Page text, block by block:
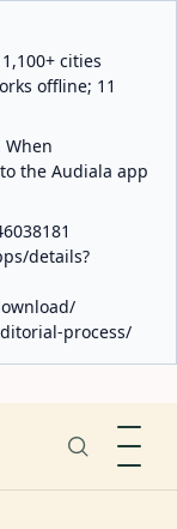
cities
offline; 11
When
the Audiala app
details?
process/